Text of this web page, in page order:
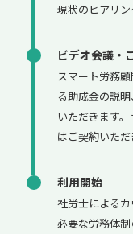
現状のヒアリン
ビデオ会議・
スマート労務
る助成金の説
いただきます
はご契約いただ
利用開始
社労士による
必要な労務体